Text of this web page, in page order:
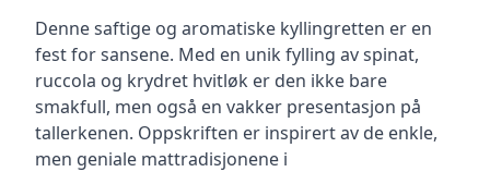
Denne saftige og aromatiske kyllingretten er en
fest for sansene. Med en unik fylling av spinat,
ruccola og krydret hvitløk er den ikke bare
smakfull, men også en vakker presentasjon på
tallerkenen. Oppskriften er inspirert av de enkle,
men geniale mattradisjonene i